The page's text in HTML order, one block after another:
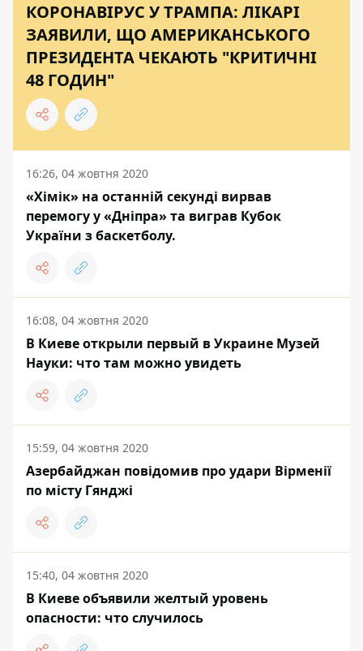
КОРОНАВІРУС У ТРАМПА: ЛІКАРІ
ЗАЯВИЛИ, ЩО АМЕРИКАНСЬКОГО
ПРЕЗИДЕНТА ЧЕКАЮТЬ "КРИТИЧНІ
48 ГОДИН"
16:26, 04 жовтня 2020
«Хімік» на останній секунді вирвав
перемогу у «Дніпра» та виграв Кубок
України з баскетболу.
16:08, 04 жовтня 2020
В Киеве открыли первый в Украине Музей
Науки: что там можно увидеть
15:59, 04 жовтня 2020
Азербайджан повідомив про удари Вірменії
по місту Гянджі
15:40, 04 жовтня 2020
В Киеве объявили желтый уровень
опасности: что случилось